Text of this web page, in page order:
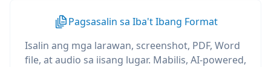
Pagsasalin sa Iba't Ibang Format
Isalin ang mga larawan, screenshot, PDF, Word
file, at audio sa iisang lugar. Mabilis, AI-powered,